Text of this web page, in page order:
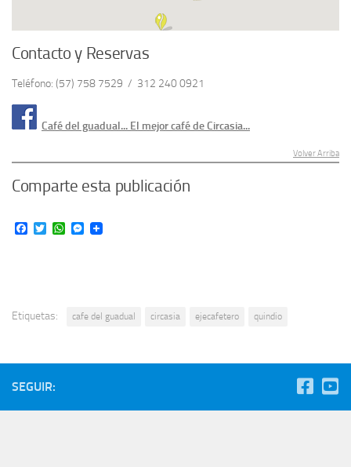
Contacto y Reservas
Teléfono: (57) 758 7529 / 312 240 0921
Café del guadual... El mejor café de Circasia...
Volver Arriba
Comparte esta publicación
Facebook
TwitterWhatsApp
Messenger
Etiquetas: cafe del guadual circasia ejecafetero quindio
SEGUIR: